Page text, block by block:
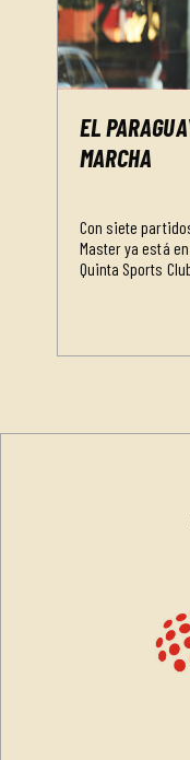
EL
MARCHA
Con siete
Master ya está
Quinta Sports